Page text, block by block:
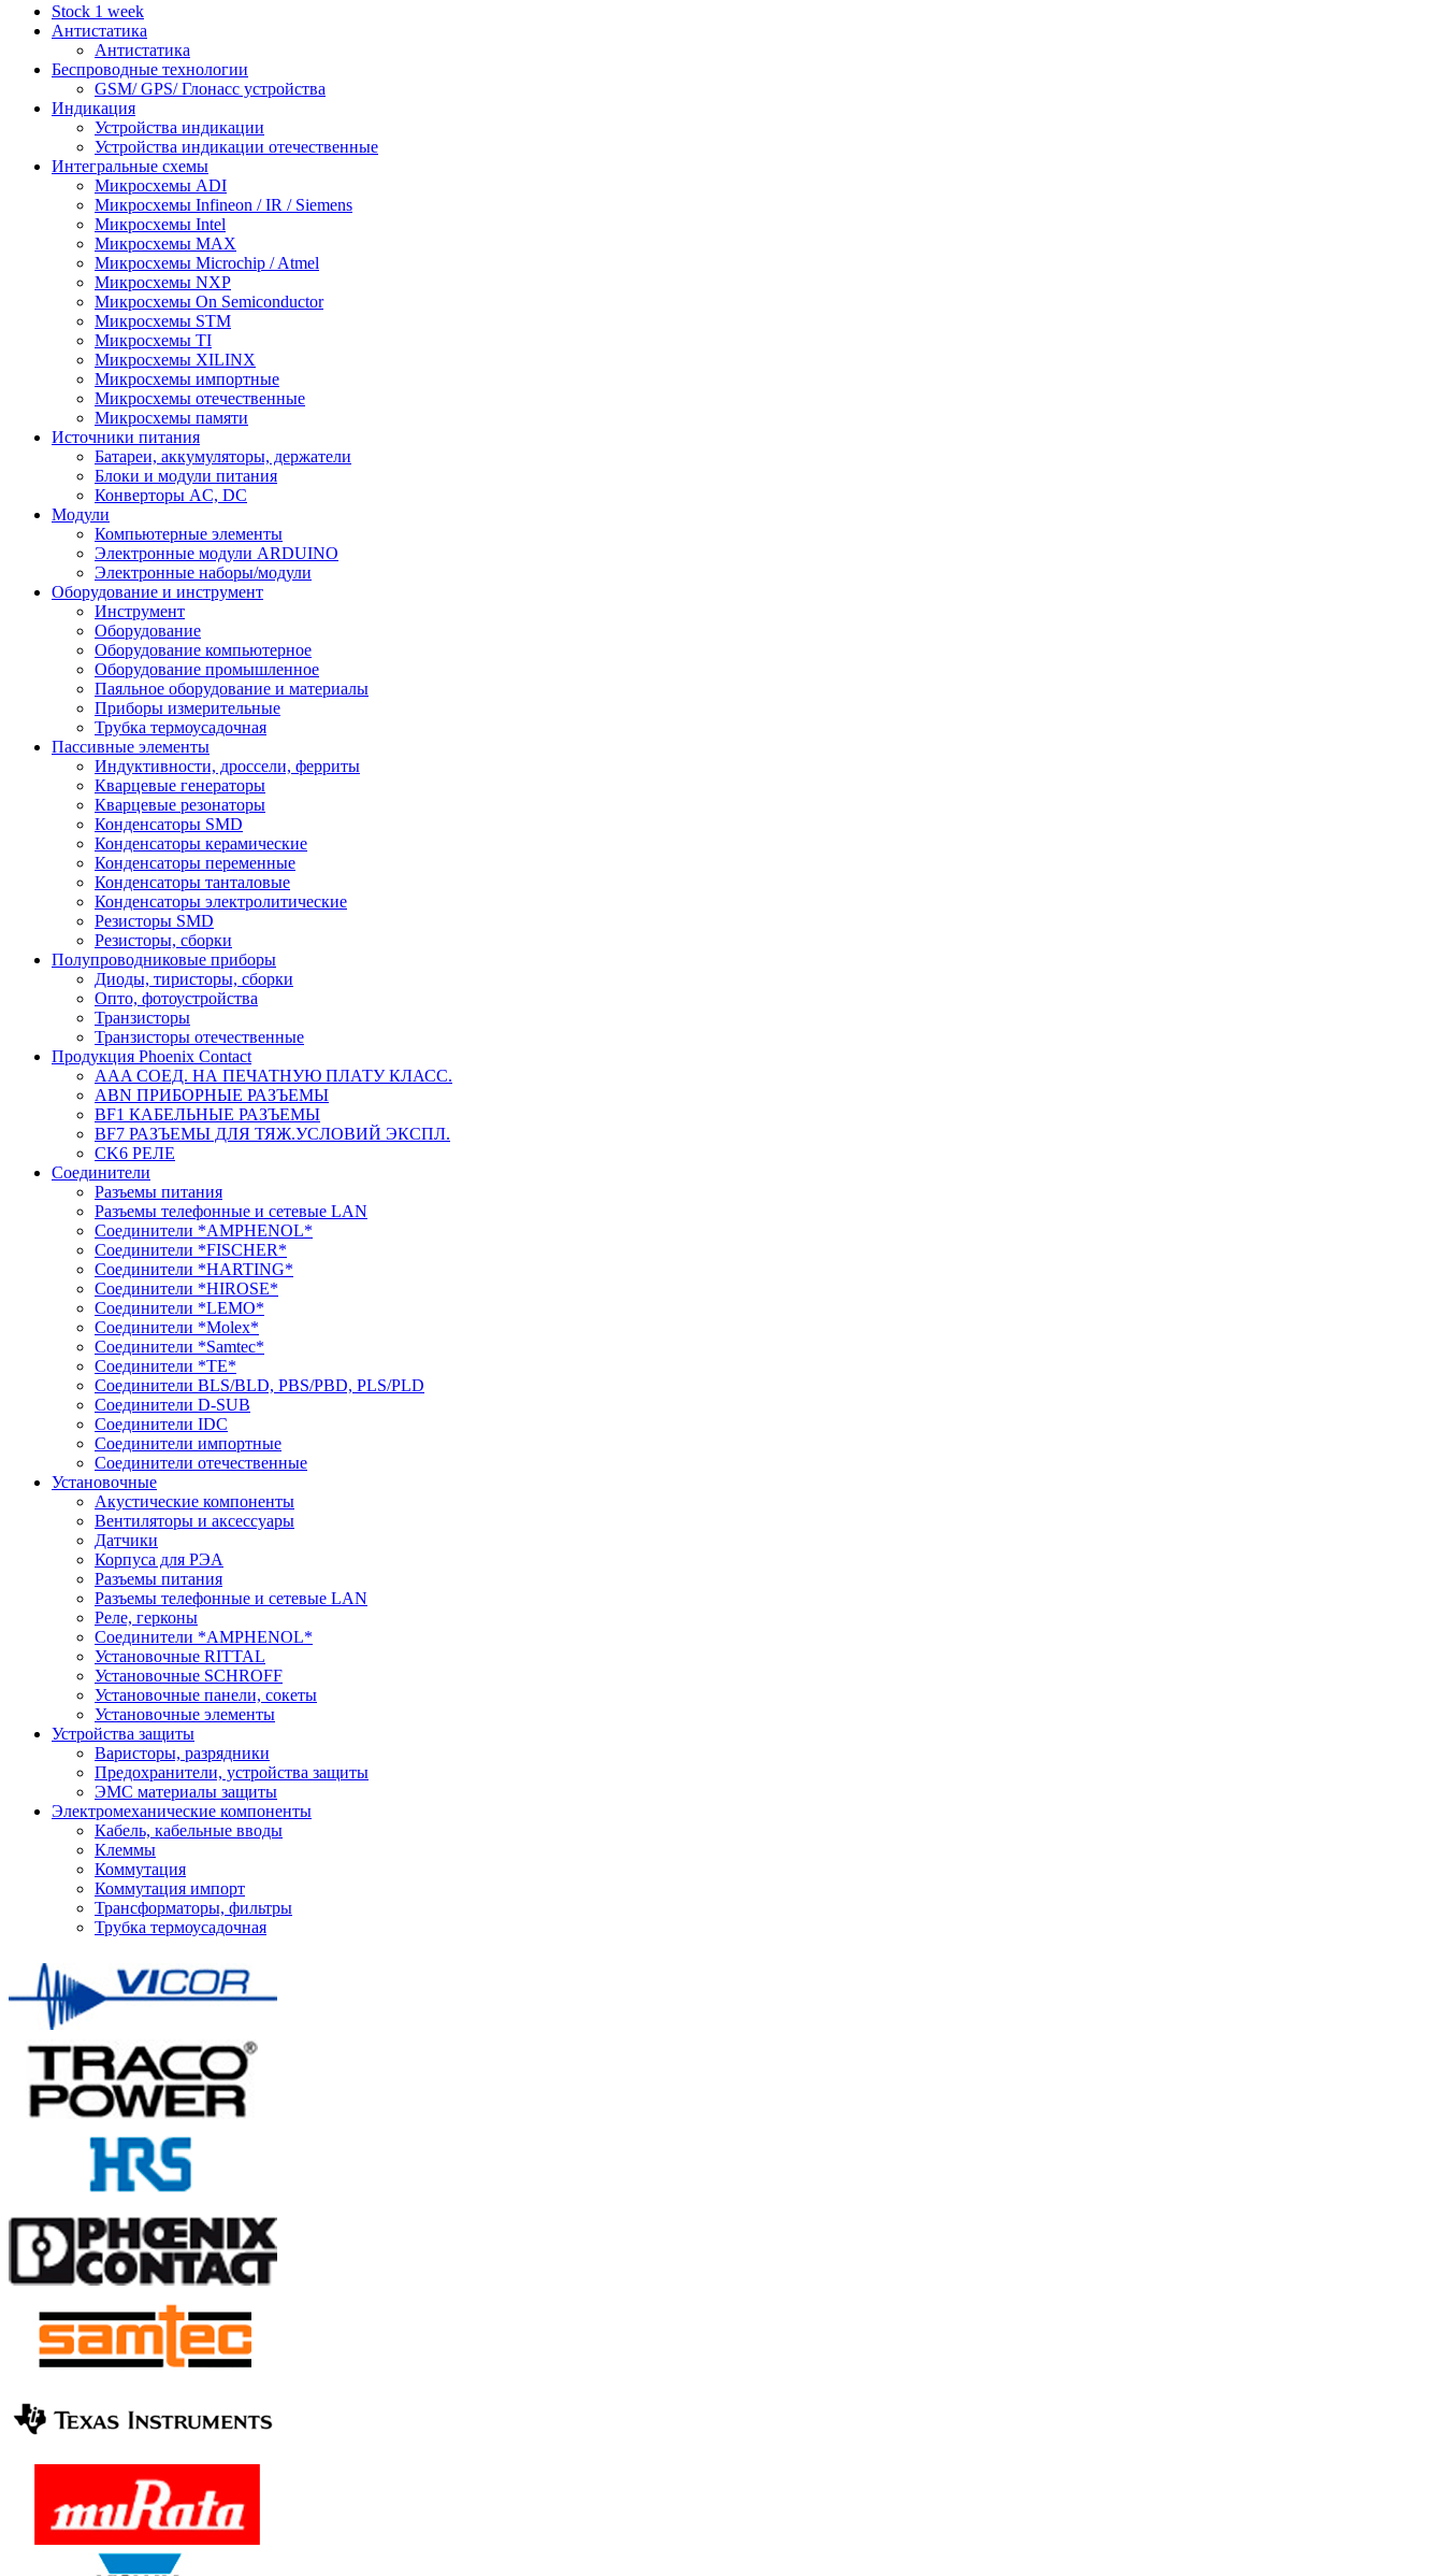
Stock 1 week
Антистатика
Антистатика
Беспроводные технологии
GSM/ GPS/ Глонасс устройства
Индикация
Устройства индикации
Устройства индикации отечественные
Интегральные схемы
Микросхемы ADI
Микросхемы Infineon / IR / Siemens
Микросхемы Intel
Микросхемы MAX
Микросхемы Microchip / Atmel
Микросхемы NXP
Микросхемы On Semiconductor
Микросхемы STM
Микросхемы TI
Микросхемы XILINX
Микросхемы импортные
Микросхемы отечественные
Микросхемы памяти
Источники питания
Батареи, аккумуляторы, держатели
Блоки и модули питания
Конверторы AC, DC
Модули
Компьютерные элементы
Электронные модули ARDUINO
Электронные наборы/модули
Оборудование и инструмент
Инструмент
Оборудование
Оборудование компьютерное
Оборудование промышленное
Паяльное оборудование и материалы
Приборы измерительные
Трубка термоусадочная
Пассивные элементы
Индуктивности, дроссели, ферриты
Кварцевые генераторы
Кварцевые резонаторы
Конденсаторы SMD
Конденсаторы керамические
Конденсаторы переменные
Конденсаторы танталовые
Конденсаторы электролитические
Резисторы SMD
Резисторы, сборки
Полупроводниковые приборы
Диоды, тиристоры, сборки
Опто, фотоустройства
Транзисторы
Транзисторы отечественные
Продукция Phoenix Contact
AAA СОЕД. НА ПЕЧАТНУЮ ПЛАТУ КЛАСС.
ABN ПРИБОРНЫЕ РАЗЪЕМЫ
BF1 КАБЕЛЬНЫЕ РАЗЪЕМЫ
BF7 РАЗЪЕМЫ ДЛЯ ТЯЖ.УСЛОВИЙ ЭКСПЛ.
CK6 РЕЛЕ
Соединители
Разъемы питания
Разъемы телефонные и сетевые LAN
Соединители *AMPHENOL*
Соединители *FISCHER*
Соединители *HARTING*
Соединители *HIROSE*
Соединители *LEMO*
Соединители *Molex*
Соединители *Samtec*
Соединители *TE*
Соединители BLS/BLD, PBS/PBD, PLS/PLD
Соединители D-SUB
Соединители IDC
Соединители импортные
Соединители отечественные
Установочные
Акустические компоненты
Вентиляторы и аксессуары
Датчики
Корпуса для РЭА
Разъемы питания
Разъемы телефонные и сетевые LAN
Реле, герконы
Соединители *AMPHENOL*
Установочные RITTAL
Установочные SCHROFF
Установочные панели, сокеты
Установочные элементы
Устройства защиты
Варисторы, разрядники
Предохранители, устройства защиты
ЭМС материалы защиты
Электромеханические компоненты
Кабель, кабельные вводы
Клеммы
Коммутация
Коммутация импорт
Трансформаторы, фильтры
Трубка термоусадочная